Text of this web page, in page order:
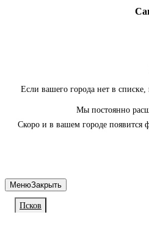
Если вашего города нет в
Мы постоянно
Скоро и в вашем городе появится
Псков
МенюЗакрыть